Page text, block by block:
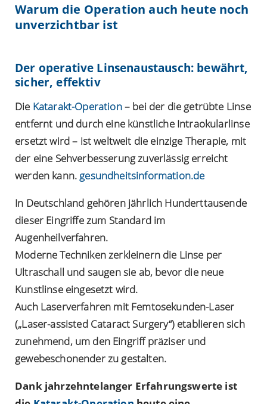
Warum die Operation auch heute noch
unverzichtbar ist
Der operative Linsenaustausch: bewährt,
sicher, effektiv
Die Katarakt-Operation– bei der die getrübte Linse
entfernt und durch eine künstliche Intraokularlinse
ersetzt wird – ist weltweit die einzige Therapie, mit
der eine Sehverbesserung zuverlässig erreicht
werden kann. gesundheitsinformation.de
In Deutschland gehören jährlich Hunderttausende
dieser Eingriffe zum Standard im
Augenheilverfahren.
Moderne Techniken zerkleinern die Linse per
Ultraschall und saugen sie ab, bevor die neue
Kunstlinse eingesetzt wird.
Auch Laserverfahren mit Femtosekunden-Laser
(„Laser-assisted Cataract Surgery“) etablieren sich
zunehmend, um den Eingriff präziser und
gewebeschonender zu gestalten.
Dank jahrzehntelanger Erfahrungswerte ist